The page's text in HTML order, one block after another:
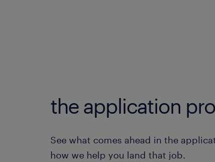
the application
See what comes ahead in the
how we help you land that job.